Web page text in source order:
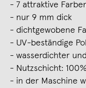
- 7 attraktive
- nur 9 mm dick
- dichtgewobene
- UV-beständige
- wasserdichter
- Nutzschicht:
- in der Maschine